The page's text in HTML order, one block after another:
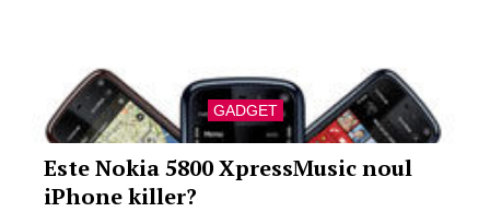
GADGET
Este Nokia 5800 XpressMusic noul
iPhone killer?